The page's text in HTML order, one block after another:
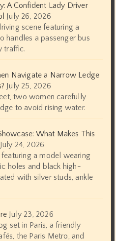
A Confident Lady Driver
July 26, 2026
scene featuring a
handles a passenger bus
traffic.
Navigate a Narrow Ledge
July 25, 2026
two women carefully
to avoid rising water.
What Makes This
July 24, 2026
a model wearing
holes and black high-
with silver studs, ankle
July 23, 2026
set in Paris, a friendly
the Paris Metro, and